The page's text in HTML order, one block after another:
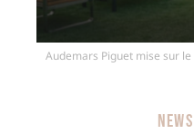
Audemars Piguet mise sur